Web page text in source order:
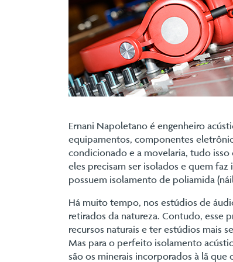
Ernani Napoletano é engenheiro
equipamentos, componentes
condicionado e a movelaria, tudo
eles precisam ser isolados e quem
possuem isolamento de poliamida
Há muito tempo, nos estúdios de
retirados da natureza. Contudo, esse
recursos naturais e ter estúdios mais
Mas para o perfeito isolamento
são os minerais incorporados à lã que